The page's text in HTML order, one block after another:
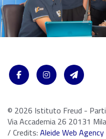
© 2026 Istituto Freud -
Via Accademia 26 20131
/ Credits: Aleide Web